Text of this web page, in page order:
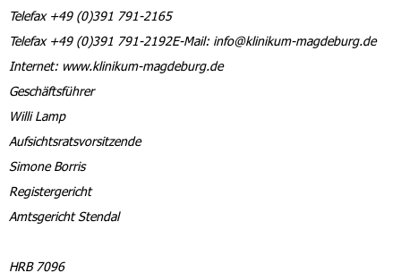
Telefax +49 (0)391 791-2165
Telefax +49 (0)391 791-2192E-Mail: info@klinikum-magdeburg.de
Internet: www.klinikum-magdeburg.de
Geschäftsführer
Willi Lamp
Aufsichtsratsvorsitzende
Simone Borris
Registergericht
Amtsgericht Stendal
HRB 7096